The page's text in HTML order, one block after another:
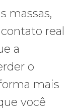
massas,
real
a
o
mais
você